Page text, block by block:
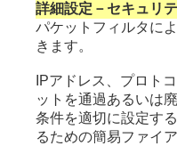
詳細設定－セキュリ
パケットフィルタに
きます。
IPアドレス、プロト
ットを通過あるいは
条件を適切に設定す
るための簡易ファイ